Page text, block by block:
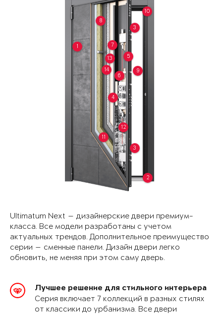
1
2
3
3
4
5
6
7
8
9
10
11
12
13
14
Ultimatum Next — дизайнерские двери премиум-
класса. Все модели разработаны с учетом
актуальных трендов. Дополнительное преимущество
серии — сменные панели. Дизайн двери легко
обновить, не меняя при этом саму дверь.
Лучшее решение для стильного интерьера
Серия включает 7 коллекций в разных стилях
от классики до урбанизма. Все двери